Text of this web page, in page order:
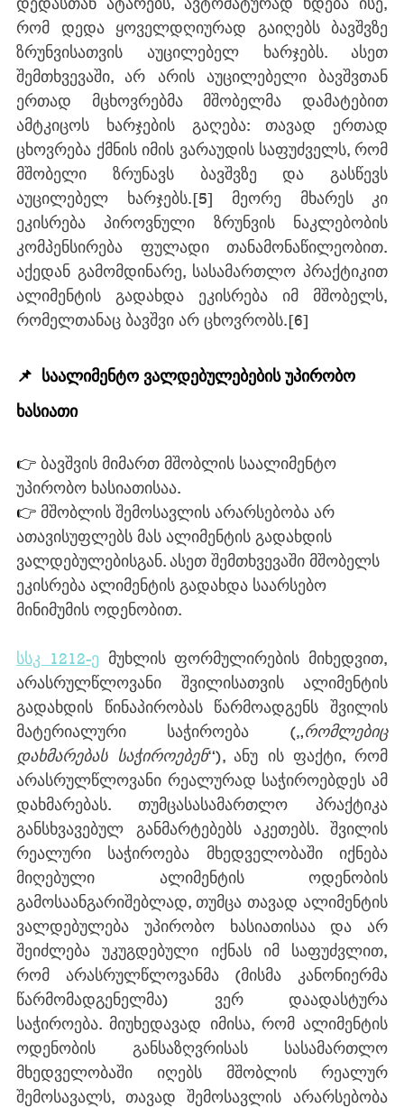
რომ დედა ყოველდღიურად გაიღებს ბავშვზე
ზრუნვისათვის აუცილებელ ხარჯებს. ასეთ
შემთხვევაში, არ არის აუცილებელი ბავშვთან
ერთად მცხოვრებმა მშობელმა დამატებით
ამტკიცოს ხარჯების გაღება: თავად ერთად
ცხოვრება ქმნის იმის ვარაუდის საფუძველს, რომ
მშობელი ზრუნავს ბავშვზე და გასწევს
აუცილებელ ხარჯებს.[5] მეორე მხარეს კი
ეკისრება პიროვნული ზრუნვის ნაკლებობის
კომპენსირება ფულადი თანამონაწილეობით.
აქედან გამომდინარე, სასამართლო პრაქტიკით
ალიმენტის გადახდა ეკისრება იმ მშობელს,
რომელთანაც ბავშვი არ ცხოვრობს.[6]
📌  საალიმენტო ვალდებულებების უპირობო
ხასიათი
👉 ბავშვის მიმართ მშობლის საალიმენტო
უპირობო ხასიათისაა.
👉 მშობლის შემოსავლის არარსებობა არ
ათავისუფლებს მას ალიმენტის გადახდის
ვალდებულებისგან. ასეთ შემთხვევაში მშობელს
ეკისრება ალიმენტის გადახდა საარსებო
მინიმუმის ოდენობით.
სსკ 1212-ე მუხლის ფორმულირების მიხედვით,
არასრულწლოვანი შვილისათვის ალიმენტის
გადახდის წინაპირობას წარმოადგენს შვილის
მატერიალური საჭიროება („რომლებიც
დახმარებას საჭიროებენ“), ანუ ის ფაქტი, რომ
არასრულწლოვანი რეალურად საჭიროებდეს ამ
დახმარებას. თუმცასასამართლო პრაქტიკა
განსხვავებულ განმარტებებს აკეთებს. შვილის
რეალური საჭიროება მხედველობაში იქნება
მიღებული ალიმენტის ოდენობის
გამოსაანგარიშებლად, თუმცა თავად ალიმენტის
ვალდებულება უპირობო ხასიათისაა და არ
შეიძლება უკუგდებული იქნას იმ საფუძვლით,
რომ არასრულწლოვანმა (მისმა კანონიერმა
წარმომადგენელმა) ვერ დაადასტურა
საჭიროება. მიუხედავად იმისა, რომ ალიმენტის
ოდენობის განსაზღვრისას სასამართლო
მხედველობაში იღებს მშობლის რეალურ
შემოსავალს, თავად შემოსავლის არარსებობა